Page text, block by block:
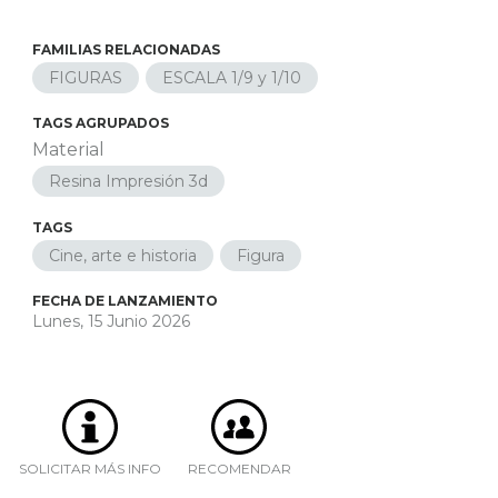
FAMILIAS RELACIONADAS
FIGURAS ESCALA 1/9 y 1/10
TAGS AGRUPADOS
Material
Resina Impresión 3d
TAGS
Cine, arte e historia Figura
FECHA DE LANZAMIENTO
Lunes, 15 Junio 2026
SOLICITAR MÁS INFO RECOMENDAR